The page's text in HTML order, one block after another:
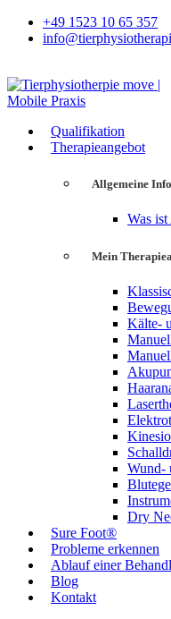
+49 1523 10 65 357
Qualifikation
Therapieangebot
Allgemeine
Was
Mein
Kälte-
Wund-
Dry
Sure Foot®
Probleme erkennen
Ablauf einer
Blog
Kontakt